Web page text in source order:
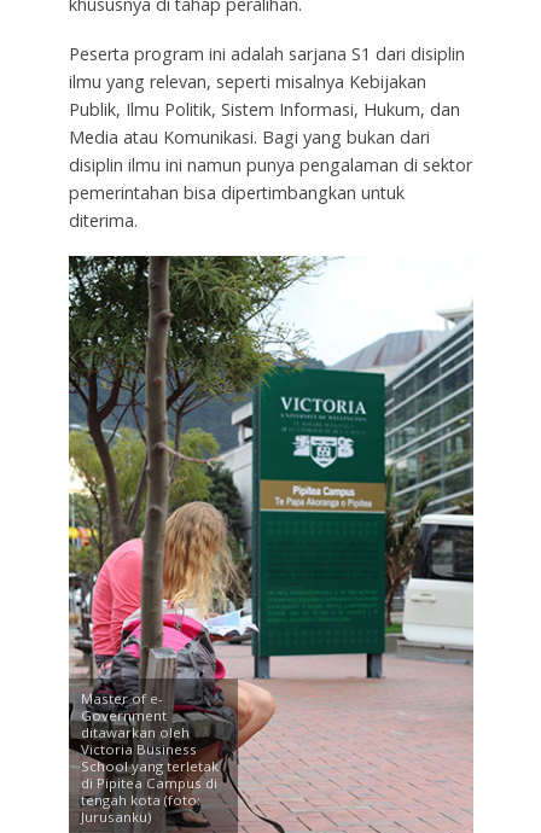
Peserta program ini adalah sarjana S1 dari disiplin
ilmu yang relevan, seperti misalnya Kebijakan
Publik, Ilmu Politik, Sistem Informasi, Hukum, dan
Media atau Komunikasi. Bagi yang bukan dari
disiplin ilmu ini namun punya pengalaman di sektor
pemerintahan bisa dipertimbangkan untuk
diterima.
Master of e-
Government
ditawarkan oleh
Victoria Business
School yang terletak
di Pipitea Campus di
tengah kota (foto:
Jurusanku)